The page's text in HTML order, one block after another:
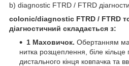
b) diagnostic FTRD / FTRD
colonic/diagnostic FTRD / FTRD
діагностичний складається з:
1 Маховичок. Обертанням
нитка розщеплення, біле кільце
дистального кінця ковпачка та